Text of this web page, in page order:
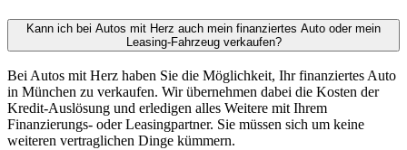
Kann ich bei Autos mit Herz auch mein finanziertes Auto oder mein
Leasing-Fahrzeug verkaufen?
Bei Autos mit Herz haben Sie die Möglichkeit, Ihr finanziertes Auto
in München zu verkaufen. Wir übernehmen dabei die Kosten der
Kredit-Auslösung und erledigen alles Weitere mit Ihrem
Finanzierungs- oder Leasingpartner. Sie müssen sich um keine
weiteren vertraglichen Dinge kümmern.